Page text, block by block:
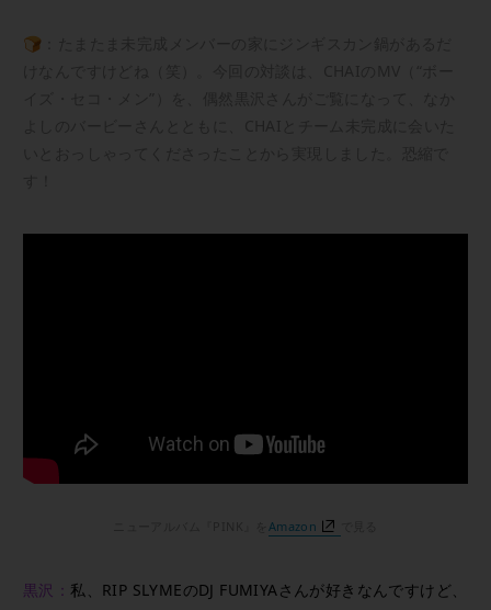
🍞：たまたま未完成メンバーの家にジンギスカン鍋があるだ
Amazon
黒沢： 私、RIP SLYMEのDJ FUMIYAさんが好きなんですけど、